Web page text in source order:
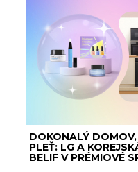
DOKONALÝ
PLEŤ: LG A
BELIF V PRÉMIOVÉ